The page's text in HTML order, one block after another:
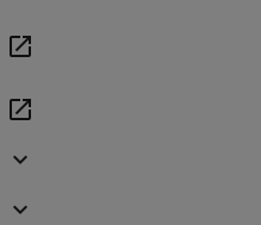
open_in_new
open_in_new
expand_more
expand_more